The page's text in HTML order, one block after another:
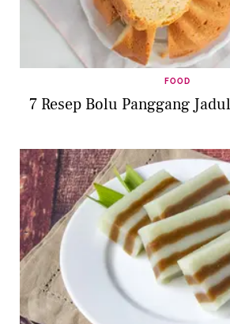
FOOD
7 Resep Bolu Panggang